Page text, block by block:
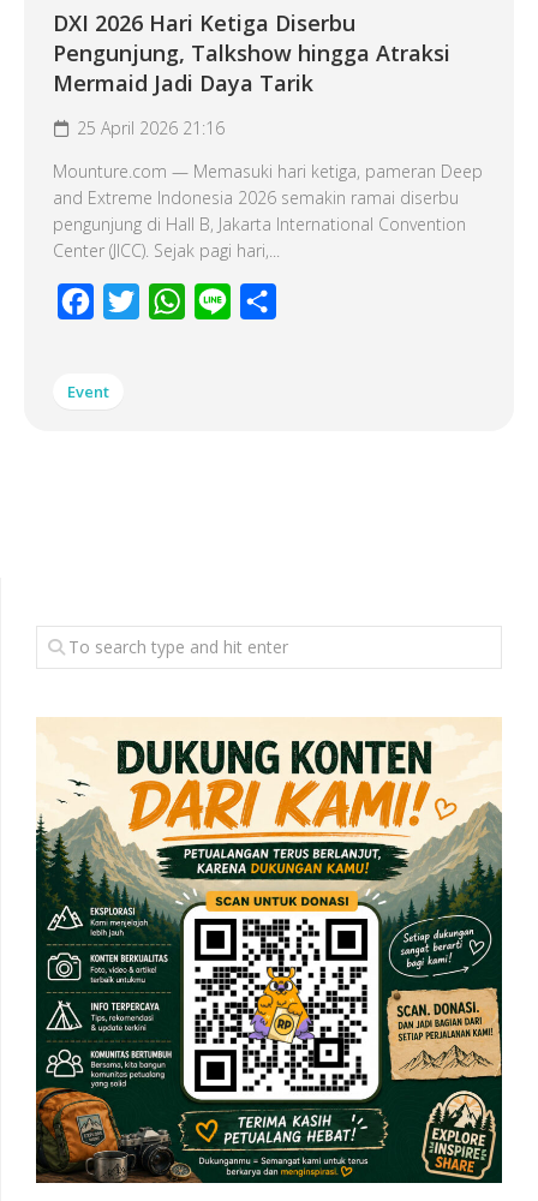
DXI 2026 Hari Ketiga Diserbu
Pengunjung, Talkshow hingga Atraksi
Mermaid Jadi Daya Tarik
25 April 2026 21:16
Mounture.com — Memasuki hari ketiga, pameran Deep
and Extreme Indonesia 2026 semakin ramai diserbu
pengunjung di Hall B, Jakarta International Convention
Center (JICC). Sejak pagi hari,...
Facebook
Twitter WhatsApp
Line
Event